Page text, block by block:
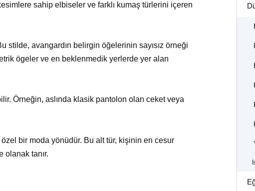
sahip elbiseler ve farklı kumaş türlerini içeren
stilde, avangardın belirgin öğelerinin sayısız örneği
ögeler ve en beklenmedik yerlerde yer alan
Örneğin, aslında klasik pantolon olan ceket veya
bir moda yönüdür. Bu alt tür, kişinin en cesur
olanak tanır.